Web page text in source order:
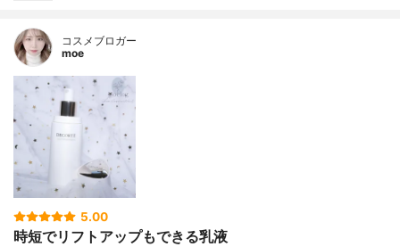
コスメブロガー
moe
5.00
時短でリフトアップもできる乳液